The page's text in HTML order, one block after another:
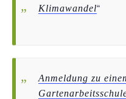
Klimawandel
Anmeldung zu